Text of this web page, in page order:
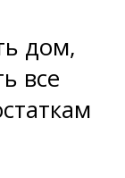
дом,
все